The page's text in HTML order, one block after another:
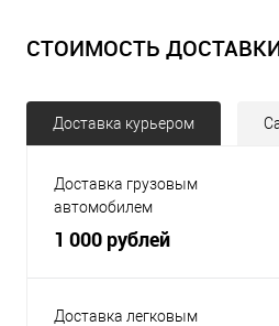
СТОИМОСТЬ
Доставка курьером
Доставка грузовым
автомобилем
1 000 рублей
Доставка легковым